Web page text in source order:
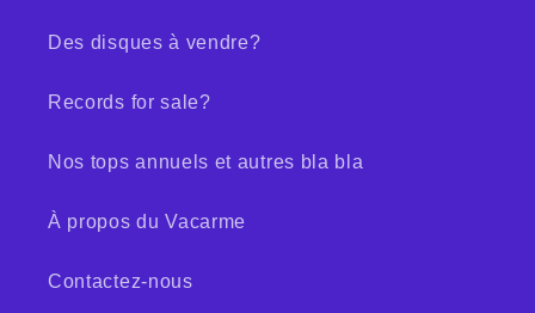
Des disques à vendre?
Records for sale?
Nos tops annuels et autres bla bla
À propos du Vacarme
Contactez-nous